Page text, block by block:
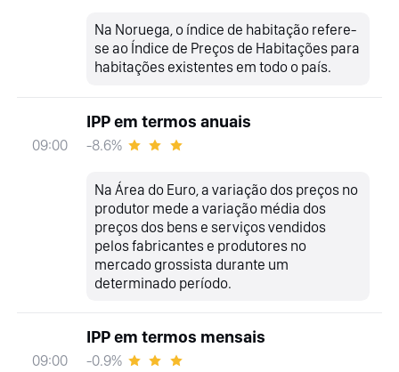
Na Noruega, o índice de habitação refere-
se ao Índice de Preços de Habitações para
habitações existentes em todo o país.
09:00
IPP em termos anuais
-8.6%
Na Área do Euro, a variação dos preços no
produtor mede a variação média dos
preços dos bens e serviços vendidos
pelos fabricantes e produtores no
mercado grossista durante um
determinado período.
09:00
IPP em termos mensais
-0.9%